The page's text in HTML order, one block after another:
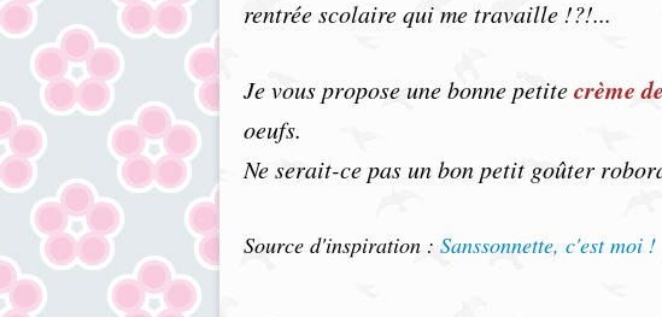
rentrée scolaire qui me travaille !?!...
Je vous propose une bonne petitecrème
oeufs.
Ne serait-ce pas un bon petit goûter
Source d'inspiration : Sanssonnette, c'est moi !